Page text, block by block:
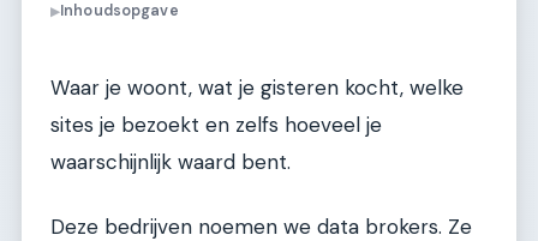
▶Inhoudsopgave
Waar je woont, wat je gisteren kocht, welke
sites je bezoekt en zelfs hoeveel je
waarschijnlijk waard bent.
Deze bedrijven noemen we data brokers. Ze